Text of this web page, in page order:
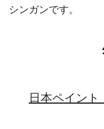
シンガンです。
日本ペイン